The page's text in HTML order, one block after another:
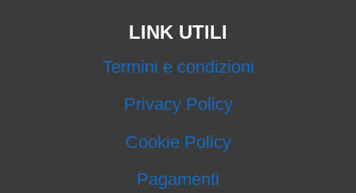
LINK UTILI
Termini e condizioni
Privacy Policy
Cookie Policy
Pagamenti